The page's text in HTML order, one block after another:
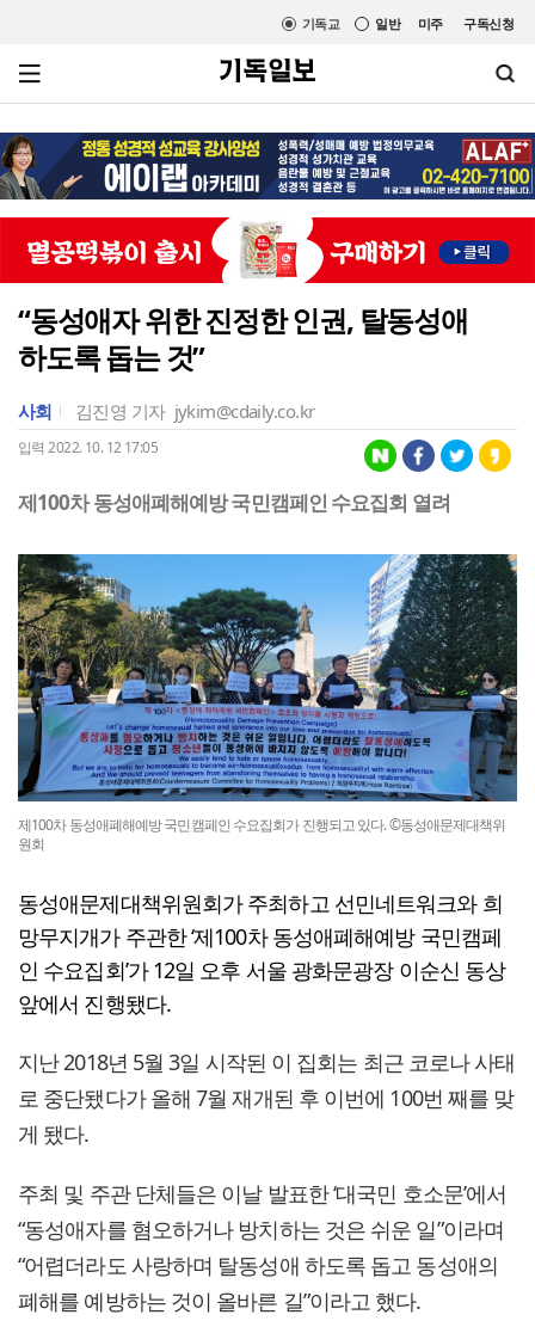
미주 구독신청
일반
기독교
“동성애자 위한 진정한 인권, 탈동성애
하도록 돕는 것”
사회 김진영 기자 jykim@cdaily.co.kr
입력 2022. 10. 12 17:05
제100차 동성애폐해예방 국민캠페인 수요집회 열려
제100차 동성애폐해예방 국민캠페인 수요집회가 진행되고 있다. ©동성애문제대책위
원회
동성애문제대책위원회가 주최하고 선민네트워크와 희
망무지개가 주관한 ‘제100차 동성애폐해예방 국민캠페
인 수요집회’가 12일 오후 서울 광화문광장 이순신 동상
앞에서 진행됐다.
지난 2018년 5월 3일 시작된 이 집회는 최근 코로나 사태
로 중단됐다가 올해 7월 재개된 후 이번에 100번 째를 맞
게 됐다.
주최 및 주관 단체들은 이날 발표한 ‘대국민 호소문’에서
“동성애자를 혐오하거나 방치하는 것은 쉬운 일”이라며
“어렵더라도 사랑하며 탈동성애 하도록 돕고 동성애의
폐해를 예방하는 것이 올바른 길”이라고 했다.